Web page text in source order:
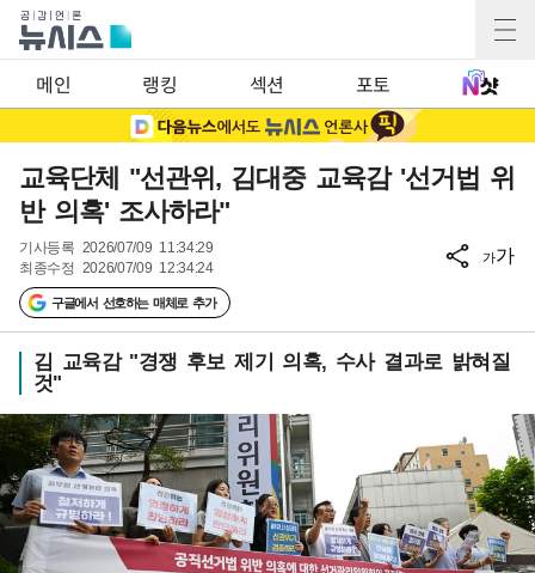
메인 랭킹 섹션 포토
교육단체 "선관위, 김대중 교육감 '선거법 위
반 의혹' 조사하라"
기사등록 2026/07/09 11:34:29
최종수정 2026/07/09 12:34:24
구글에서 선호하는 매체로 추가
가가
김 교육감 "경쟁 후보 제기 의혹, 수사 결과로 밝혀질
것"